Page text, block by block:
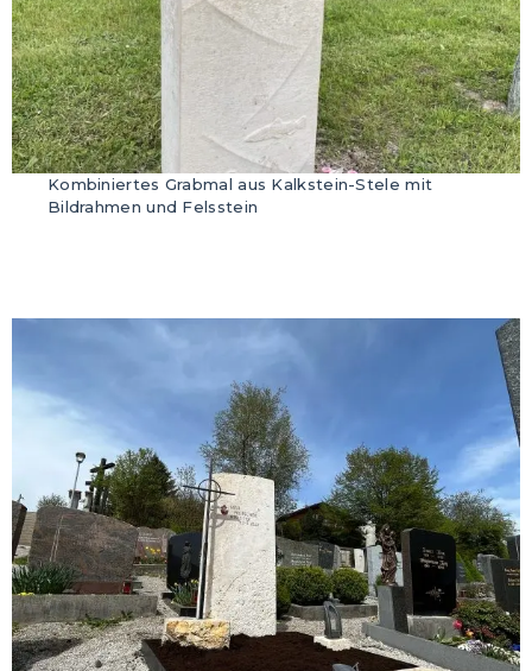
Kombiniertes Grabmal aus Kalkstein-Stele mit
Bildrahmen und Felsstein